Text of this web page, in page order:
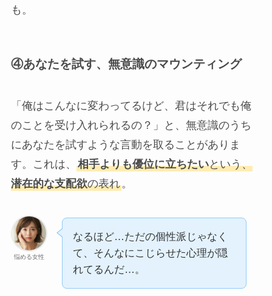
も。
④あなたを試す、無意識のマウンティング
「俺はこんなに変わってるけど、君はそれでも俺
のことを受け入れられるの？」と、無意識のうち
にあなたを試すような言動を取ることがありま
す。これは、 相手よりも優位に立ちたいという、
潜在的な支配欲の表れ。
悩める女性
なるほど…ただの個性派じゃなく
て、そんなにこじらせた心理が隠
れてるんだ…。